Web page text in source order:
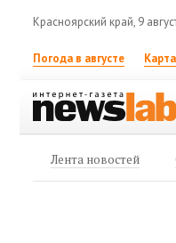
Красноярский край, 9
Погода в августе
Лента новостей